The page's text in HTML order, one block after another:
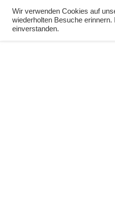
info@virtuelle-ph.at
Wir verwenden Cookies auf
wiederholten Besuche
einverstanden.